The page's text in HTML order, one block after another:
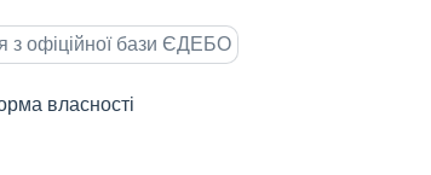
з офіційної бази ЄДЕБО
власності